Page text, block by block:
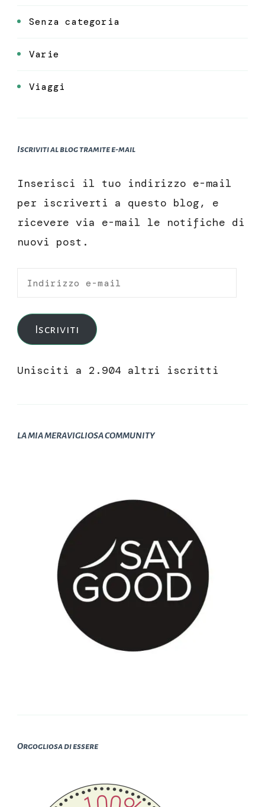
Senza categoria
Varie
Viaggi
Iscriviti al blog tramite e-mail
Inserisci il tuo indirizzo e-mail
per iscriverti a questo blog, e
ricevere via e-mail le notifiche di
nuovi post.
Indirizzo
mail
Iscriviti
Unisciti a 2.904 altri iscritti
LA MIA MERAVIGLIOSA COMMUNITY
Orgogliosa di essere